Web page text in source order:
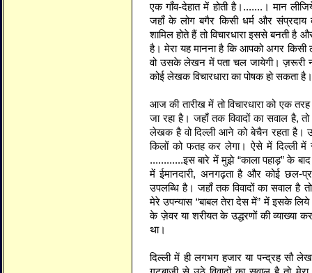
एक गाँव-देहात में होती है।.......। मान
जहाँ के लोग बगैर किसी धर्म और
शामिल होते हैं तो विचारधारा इससे बनती है
है। मेरा यह मानना है कि आपको अगर किसी
वो उसके लेखन में पता चल जायेगी। ज़रूरी
कोई लेखक विचारधारा का पोषक हो सकता है।
आज की तारीख में तो विचारधारा को एक
जा रहा है। जहाँ तक विवादों का सवाल है, तो
लेखक है वो दिल्ली आने को बेचैन रहता है।
किलों को फतह कर लेगा। ऐसे में दिल्ली में
............इस बारे में मुझे “काला पहाड़” के
में ईमानदारी, अनगढ़ता है और कोई छल-
उपलब्धि है। जहाँ तक विवादों का सवाल है
मेरे उपन्यास “बाबल तेरा देस में” में इसके
के ज़ेवर या शरीयत के उद्धरणों की व्याख्या
था।
दिल्ली में ही लगभग हजार या पन्द्रह